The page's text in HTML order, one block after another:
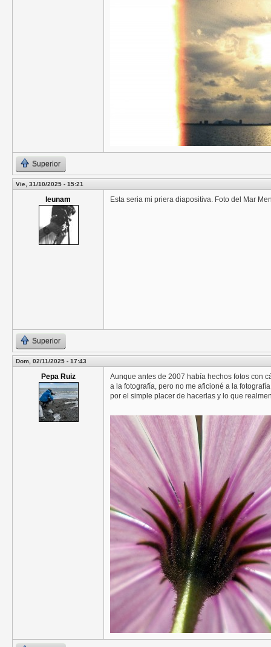
Superior
Vie, 31/10/2025 - 15:21
leunam Esta seria mi priera diapositiva. Foto del Mar
Superior
Dom, 02/11/2025 - 17:43
Pepa Ruiz
Aunque antes de 2007 había hechos fotos con
a la fotografía, pero no me aficioné a la
por el simple placer de hacerlas y lo que